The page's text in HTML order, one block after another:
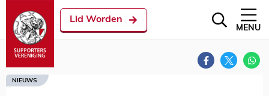
Lid Worden
MENU
NIEUWS